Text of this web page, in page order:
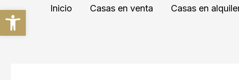
Abrir barra de herramientas
Inicio Casas en venta Casas en